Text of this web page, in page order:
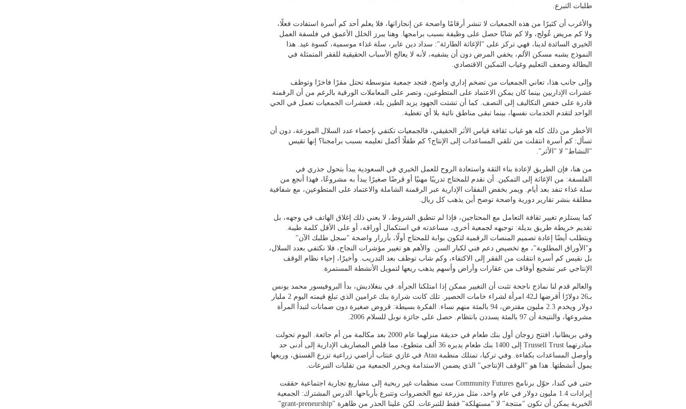
طلبات التبرع.
والأغرب أن كثيرًا من هذه الجمعيات لا تنشر أرقامًا واضحة عن إنجازاتها، فلا يعلم أحد كم أسرة استفادت فعلًا،
ولا كم مريض عُولج، ولا كم شابًا حصل على وظيفة بسبب برامجها. وهنا يبرز الخلل الأعمق في فلسفة العمل
الخيري السائدة لدينا، فهي تركز على "الإغاثة الطارئة": سداد دين عابر، سلة غذاء موسمية، كسوة عيد. هذا
النموذج يشبه مسكن الألم، يخفي المرض دون أن يشفيه، لأنه لا يعالج الأسباب الحقيقية للفقر المتمثلة في
البطالة وضعف التعليم وغياب التمكين الاقتصادي.
وإلى جانب هذا، تعاني الجمعيات من تضخم إداري واضح، فتجد جمعية متوسطة تحتل مقرًا فاخرًا وتوظف
عشرات الإداريين بينما كان يمكن الاعتماد على المتطوعين، وتصر على المعاملات الورقية بالرغم من أن الرقمنة
قادرة على خفض التكاليف إلى النصف. كما أن تشتت الجهود يزيد الطين بلة، فعشرات الجمعيات تعمل في الحي
الواحد لتقدم الخدمات نفسها، بينما تبقى مناطق نائية بلا أي تغطية.
الأخطر من ذلك كله هو غياب ثقافة قياس الأثر الحقيقي، فالجمعيات تكتفي بإحصاء عدد السلال الموزعة، دون أن
تسأل: كم أسرة انتقلت من تلقي المساعدات إلى الإنتاج؟ كم طفلًا أكمل تعليمه بسبب برامجنا؟ إنها تقيس
"النشاط" لا "الأثر".
من هنا، فإن الطريق لإعادة بناء الثقة واستعادة الروح للعمل الخيري في السعودية يبدأ بتحول جذري في
الفلسفة: من الإغاثة إلى التمكين. أن نقدم للمحتاج تدريبًا مهنيًا أو قرضًا صغيرًا يبدأ به مشروعًا، فهذا أنجع من
سلة غذاء تنفد بعد أيام. ويمر بخفض النفقات الإدارية عبر الرقمنة الشاملة والاعتماد على المتطوعين، مع شفافية
مطلقة بنشر تقارير دورية واضحة توضح أين يذهب كل ريال.
كما يستلزم تغيير ثقافة التعامل مع المحتاجين، فإذا لم تنطبق الشروط، لا يعني ذلك إغلاق الهاتف في وجهه، بل
تقديم خريطة طريق بديلة: توجيهه لجمعية أخرى، مساعدته في استكمال أوراقه، أو على الأقل كلمة طيبة.
ويتطلب أيضًا إعادة تصميم المنصات الرقمية لتكون بوابة للمحتاج أولًا، بأزرار واضحة "سجل طلبك الآن"
و"الأوراق المطلوبة"، مع تخصيص دعم فني لكبار السن. والأهم هو تغيير مؤشرات النجاح، فلا نكتفي بعدد السلال،
بل نقيس كم أسرة انتقلت من الفقر إلى الاكتفاء، وكم شاب توظف بعد التدريب. وأخيرًا، إحياء نظام الوقف
الإنتاجي عبر تشجيع أوقاف من عقارات وأراض وأسهم يذهب ريعها لتمويل الأنشطة المستمرة.
والعالم قدم لنا نماذج ناجحة تثبت أن التغيير ممكن إذا امتلكنا الجرأة. في بنغلاديش، بدأ البروفيسور محمد يونس
بـ26 دولارًا أقرضها لـ42 امرأة لشراء خامات الحصير. تلك كانت شرارة بنك غرامين الذي تبلغ قيمته اليوم 2 مليار
دولار ويخدم 2.3 مليون مقترض، 94 بالمئة منهم نساء. الفكرة بسيطة: قروض صغيرة دون ضمانات لتبدأ المرأة
مشروعها، والنتيجة أن 97 بالمئة يسددن بانتظام. حصل على جائزة نوبل للسلام 2006.
وفي بريطانيا، افتتح زوجان أول بنك طعام في حديقة منزلهما عام 2000 بعد مكالمة من أم جائعة. اليوم تحولت
مبادرتهما Trussell Trust إلى 1400 بنك طعام يديره 36 ألف متطوع، مما قلص المصاريف الإدارية إلى أدنى حد
وأوصل المساعدات بكفاءة. وفي تركيا، تمتلك منظمة Ataa في غازي عنتاب أراضي زراعية تزرع الفستق، وريعها
يمول أنشطتها. هذا هو "الوقف الإنتاجي" الذي يضمن الاستدامة ويحرر الجمعية من تقلبات التبرعات.
حتى في كندا، حوّل برنامج Community Futures ست منظمات غير ربحية إلى مشاريع تجارية اجتماعية حققت
إيرادات 1.4 مليون دولار في عام واحد، مثل مزرعة تبيع الخضروات وتتبرع بأرباحها. الدرس المشترك: الجمعية
الخيرية يمكن أن تكون "منتجة" لا "مستهلكة" فقط للتبرعات. لكن علينا الحذر من ظاهرة "grant-preneurship"